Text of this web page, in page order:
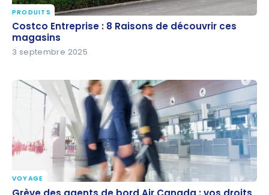
Costco Entreprise : 8 Raisons de découvrir ces
magasins
PRODUITS
Costco Entreprise : 8 Raisons de découvrir ces
magasins
3 septembre 2025
Grève des agents de bord Air Canada : vos droits,
VOYAGE